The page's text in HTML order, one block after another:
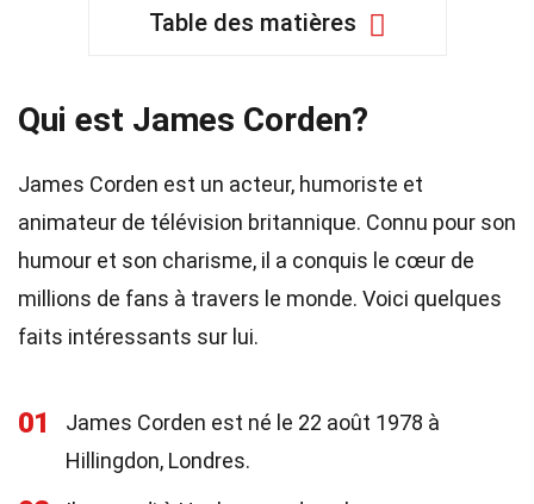
Table des matières
Qui est James Corden?
James Corden est un acteur, humoriste et
animateur de télévision britannique. Connu pour son
humour et son charisme, il a conquis le cœur de
millions de fans à travers le monde. Voici quelques
faits intéressants sur lui.
01
James Corden est né le 22 août 1978 à
Hillingdon, Londres.